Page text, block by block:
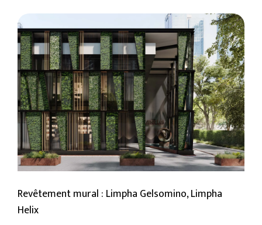
Revêtement mural : Limpha Gelsomino, Limpha
Helix